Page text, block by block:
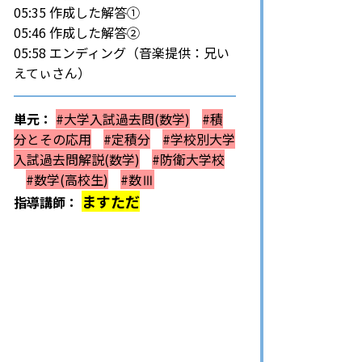
05:35 作成した解答①
05:46 作成した解答②
05:58 エンディング（音楽提供：兄い
えてぃさん）
単元： #大学入試過去問(数学)
#積
分とその応用
#定積分
#学校別大学
入試過去問解説(数学)
#防衛大学校
#数学(高校生)
#数Ⅲ
指導講師： ますただ